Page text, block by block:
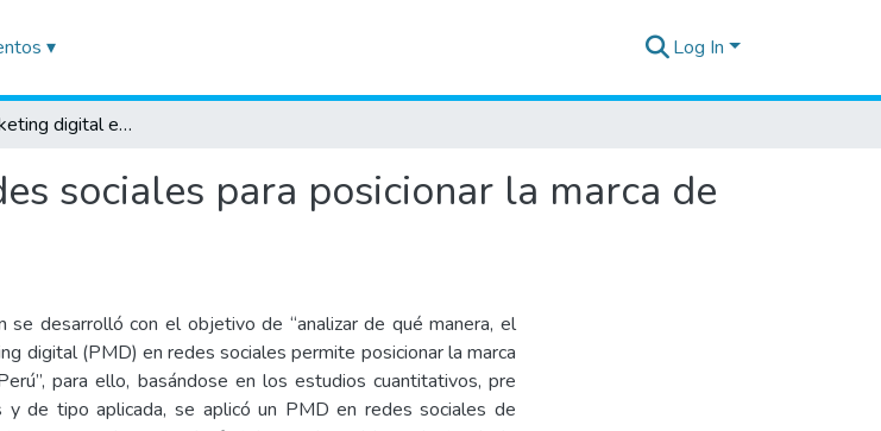
▾ Log In
Plan de marketing digital en redes sociales para posicionar la marca de la empresa Pro Vision Perú
sociales para posicionar la marca de
se desarrolló con el objetivo de “analizar de qué manera, el
digital (PMD) en redes sociales permite posicionar la marca
para ello, basándose en los estudios cuantitativos, pre
y de tipo aplicada, se aplicó un PMD en redes sociales de